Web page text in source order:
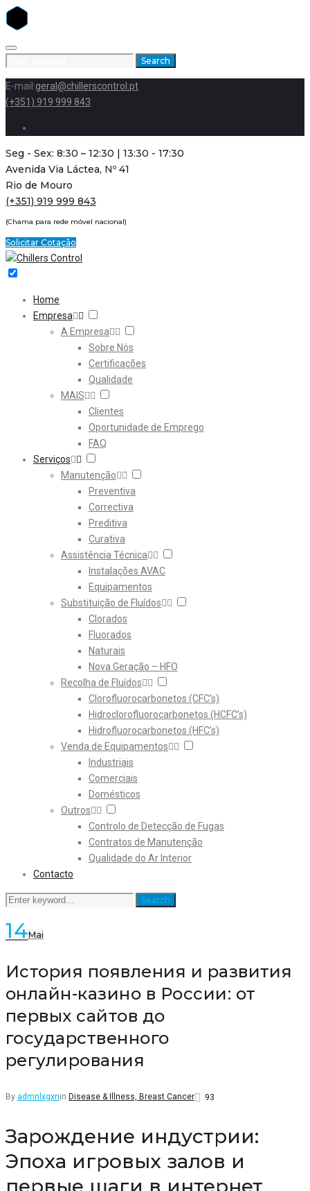
Skip
Search
E-mail:geral@chillerscontrol.pt
(+351) 919 999 843
Seg - Sex: 8:30 – 12:30 | 13:30 - 17:30
Avenida Via Láctea, Nº 41
Rio de Mouro
(+351) 919 999 843
(Chama para rede móvel nacional)
Solicitar Cotação
Home
Empresa
A Empresa
Sobre Nós
Certificações
Qualidade
MAIS
Clientes
Oportunidade de Emprego
FAQ
Serviços
Manutenção
Preventiva
Correctiva
Preditiva
Curativa
Assistência Técnica
Instalações AVAC
Equipamentos
Substituição de Fluídos
Clorados
Fluorados
Naturais
Nova Geração – HFO
Recolha de Fluídos
Clorofluorocarbonetos (CFC’s)
Hidroclorofluorocarbonetos (HCFC’s)
Hidrofluorocarbonetos (HFC’s)
Venda de Equipamentos
Industriais
Comerciais
Domésticos
Outros
Controlo de Detecção de Fugas
Contratos de Manutenção
Qualidade do Ar Interior
Contacto
Search
Search
14Mai
История появления и развития
онлайн-казино в России: от
первых сайтов до
государственного
регулирования
By admnlxgxnin Disease & Illness, Breast Cancer 93
Зарождение индустрии:
Эпоха игровых залов и